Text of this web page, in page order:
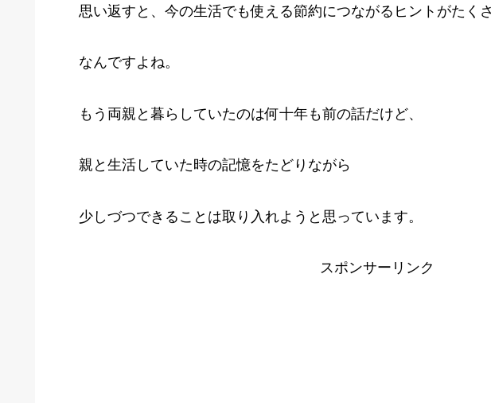
思い返すと、今の生活でも使える節約につながるヒントがたく
なんですよね。
もう両親と暮らしていたのは何十年も前の話だけど、
親と生活していた時の記憶をたどりながら
少しづつできることは取り入れようと思っています。
スポンサーリンク